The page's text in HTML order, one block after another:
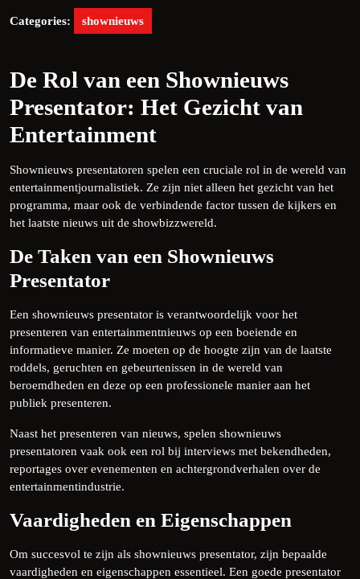
Categories: shownieuws
De Rol van een Shownieuws
Presentator: Het Gezicht van
Entertainment
Shownieuws presentatoren spelen een cruciale rol in de wereld van
entertainmentjournalistiek. Ze zijn niet alleen het gezicht van het
programma, maar ook de verbindende factor tussen de kijkers en
het laatste nieuws uit de showbizzwereld.
De Taken van een Shownieuws
Presentator
Een shownieuws presentator is verantwoordelijk voor het
presenteren van entertainmentnieuws op een boeiende en
informatieve manier. Ze moeten op de hoogte zijn van de laatste
roddels, geruchten en gebeurtenissen in de wereld van
beroemdheden en deze op een professionele manier aan het
publiek presenteren.
Naast het presenteren van nieuws, spelen shownieuws
presentatoren vaak ook een rol bij interviews met bekendheden,
reportages over evenementen en achtergrondverhalen over de
entertainmentindustrie.
Vaardigheden en Eigenschappen
Om succesvol te zijn als shownieuws presentator, zijn bepaalde
vaardigheden en eigenschappen essentieel. Een goede presentator